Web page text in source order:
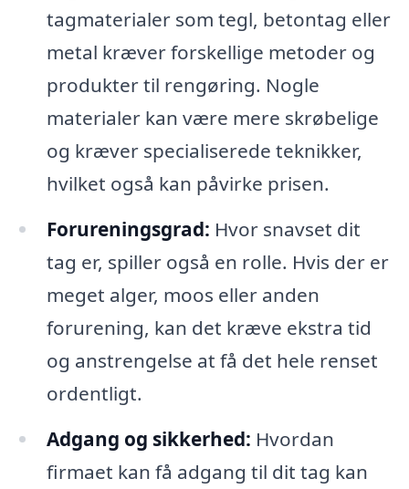
tagmaterialer som tegl, betontag eller
metal kræver forskellige metoder og
produkter til rengøring. Nogle
materialer kan være mere skrøbelige
og kræver specialiserede teknikker,
hvilket også kan påvirke prisen.
Forureningsgrad: Hvor snavset dit
tag er, spiller også en rolle. Hvis der er
meget alger, moos eller anden
forurening, kan det kræve ekstra tid
og anstrengelse at få det hele renset
ordentligt.
Adgang og sikkerhed: Hvordan
firmaet kan få adgang til dit tag kan